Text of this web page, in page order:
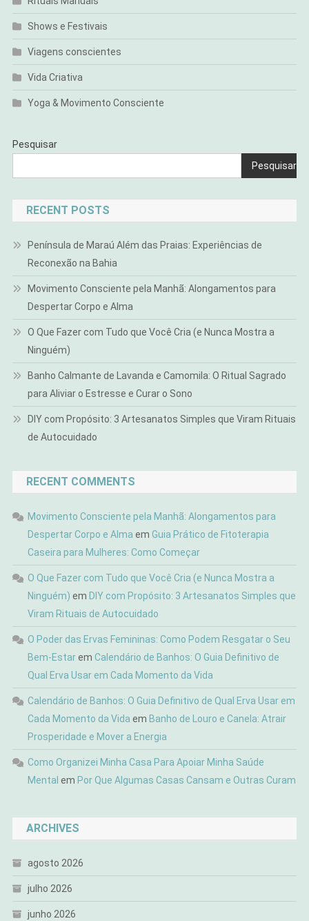
Shows e Festivais
Viagens conscientes
Vida Criativa
Yoga & Movimento Consciente
Pesquisar
Pesquisar
RECENT POSTS
Península de Maraú Além das Praias: Experiências de
Reconexão na Bahia
Movimento Consciente pela Manhã: Alongamentos para
Despertar Corpo e Alma
O Que Fazer com Tudo que Você Cria (e Nunca Mostra a
Ninguém)
Banho Calmante de Lavanda e Camomila: O Ritual Sagrado
para Aliviar o Estresse e Curar o Sono
DIY com Propósito: 3 Artesanatos Simples que Viram Rituais
de Autocuidado
RECENT COMMENTS
Movimento Consciente pela Manhã: Alongamentos para
Despertar Corpo e Alma em Guia Prático de Fitoterapia
Caseira para Mulheres: Como Começar
O Que Fazer com Tudo que Você Cria (e Nunca Mostra a
Ninguém) em DIY com Propósito: 3 Artesanatos Simples que
Viram Rituais de Autocuidado
O Poder das Ervas Femininas: Como Podem Resgatar o Seu
Bem-Estarem Calendário de Banhos: O Guia Definitivo de
Qual Erva Usar em Cada Momento da Vida
Calendário de Banhos: O Guia Definitivo de Qual Erva Usar em
Cada Momento da Vida em Banho de Louro e Canela: Atrair
Prosperidade e Mover a Energia
Como Organizei Minha Casa Para Apoiar Minha Saúde
Mental em Por Que Algumas Casas Cansam e Outras Curam
ARCHIVES
agosto 2026
julho 2026
junho 2026